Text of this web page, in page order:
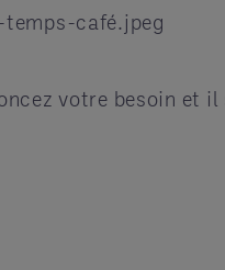
votre besoin et